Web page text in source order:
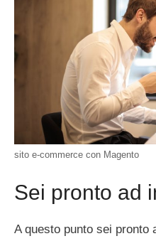
sito e-commerce con Magento
Sei pronto ad
A questo punto sei pronto